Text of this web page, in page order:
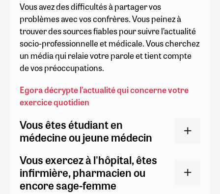
Vous avez des difficultés à partager vos
problèmes avec vos confrères. Vous peinez à
trouver des sources fiables pour suivre l’actualité
socio-professionnelle et médicale. Vous cherchez
un média qui relaie votre parole et tient compte
de vos préoccupations.
Egora décrypte l’actualité qui concerne votre
exercice quotidien
Vous êtes étudiant en
médecine ou jeune médecin
Vous exercez à l'hôpital, êtes
infirmière, pharmacien ou
encore sage-femme